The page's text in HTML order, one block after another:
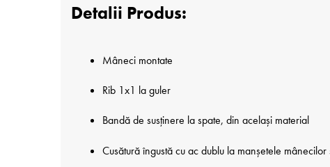
Detalii Produs:
Mâneci montate
Rib 1x1 la guler
Bandă de susținere la spate, din același material
Cusătură îngustă cu ac dublu la manșetele mânecilor